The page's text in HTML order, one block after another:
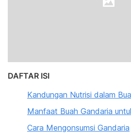
DAFTAR ISI
Kandungan Nutrisi dalam
Manfaat Buah Gandaria un
Cara Mengonsumsi Gandaria